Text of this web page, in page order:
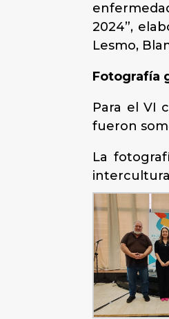
2024”,
Lesmo,
Fotografía
Para el VI
fueron
La